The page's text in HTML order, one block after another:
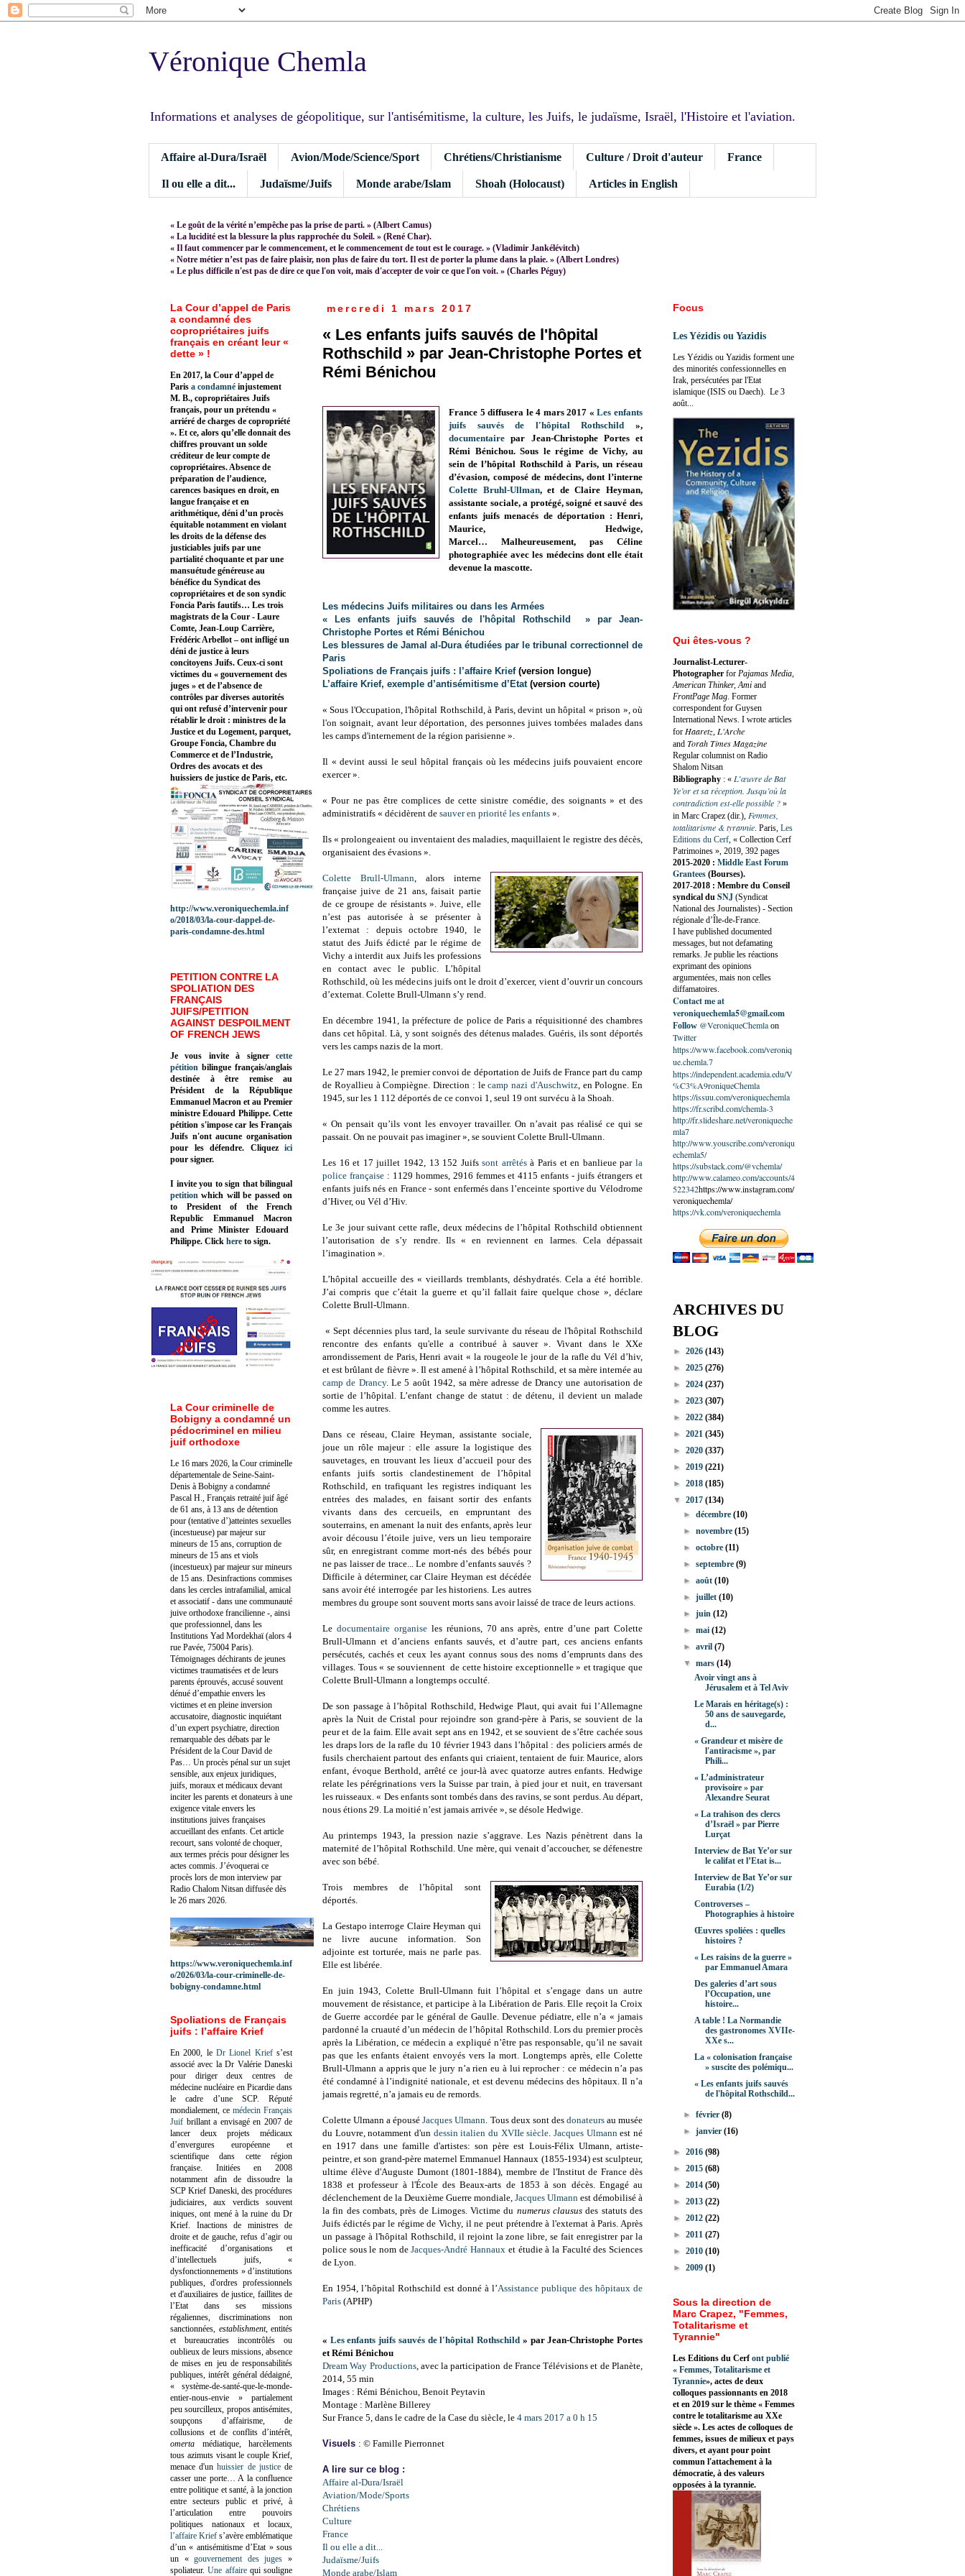
Véronique Chemla
Informations et analyses de géopolitique, sur l'antisémitisme, la culture, les Juifs, le judaïsme, Israël, l'Histoire et l'aviation.
Affaire al-Dura/Israël Avion/Mode/Science/Sport Chrétiens/Christianisme Culture / Droit d'auteur France
Il ou elle a dit... Judaïsme/Juifs Monde arabe/Islam Shoah (Holocaust) Articles in English
« Le goût de la vérité n’empêche pas la prise de parti. » (Albert Camus)
« La lucidité est la blessure la plus rapprochée du Soleil. » (René Char).
« Il faut commencer par le commencement, et le commencement de tout est le courage. » (Vladimir Jankélévitch)
« Notre métier n’est pas de faire plaisir, non plus de faire du tort. Il est de porter la plume dans la plaie. » (Albert Londres)
« Le plus difficile n'est pas de dire ce que l'on voit, mais d'accepter de voir ce que l'on voit. » (Charles Péguy)
mercredi 1 mars 2017
« Les enfants juifs sauvés de l'hôpital
Rothschild » par Jean-Christophe Portes et
Rémi Bénichou
France 5 diffusera le 4 mars 2017 «Les enfants
juifs sauvés de l'hôpital Rothschild »,
documentaire par Jean-Christophe Portes et
Rémi Bénichou. Sous le régime de Vichy, au
sein de l’hôpital Rothschild à Paris, un réseau
d’évasion, composé de médecins, dont l’interne
Colette Bruhl-Ullman, et de Claire Heyman,
assistante sociale, a protégé, soigné et sauvé des
enfants juifs menacés de déportation : Henri,
Maurice, Hedwige,
Marcel…Malheureusement, pas Céline
photographiée avec les médecins dont elle était
devenue la mascotte.
Les médecins Juifs militaires ou dans les Armées
« Les enfants juifs sauvés de l'hôpital Rothschild » par Jean-
Christophe Portes et Rémi Bénichou
Les blessures de Jamal al-Dura étudiées par le tribunal correctionnel de
Paris
Spoliations de Français juifs : l’affaire Krief(version longue)
L’affaire Krief, exemple d’antisémitisme d’Etat(version courte)
« Sous l'Occupation, l'hôpital Rothschild, à Paris, devint un hôpital « prison », où
l'on soignait, avant leur déportation, des personnes juives tombées malades dans
les camps d'internement de la région parisienne ».
Il « devint aussi le seul hôpital français où les médecins juifs pouvaient encore
exercer ».
« Pour ne pas être complices de cette sinistre comédie, des soignants » et des
administratifs « décidèrent de sauver en priorité les enfants ».
Ils « prolongeaient ou inventaient des maladies, maquillaient le registre des décès,
organisaient des évasions ».
Colette Brull-Ulmann, alors interne
française juive de 21 ans, faisait partie
de ce groupe de résistants ». Juive, elle
n’est pas autorisée à se présenter à
l’externat : depuis octobre 1940, le
statut des Juifs édicté par le régime de
Vichy a interdit aux Juifs les professions
en contact avec le public. L’hôpital
Rothschild, où les médecins juifs ont le droit d’exercer, vient d’ouvrir un concours
d’externat. Colette Brull-Ulmann s’y rend.
En décembre 1941, la préfecture de police de Paris a réquisitionné des chambres
dans cet hôpital. Là, y sont soignés des détenus malades. Guéris, ils sont déportés
vers les camps nazis de la mort.
Le 27 mars 1942, le premier convoi de déportation de Juifs de France part du camp
de Royallieu à Compiègne. Direction : lecamp nazi d'Auschwitz, en Pologne. En
1945, sur les 1 112 déportés de ce convoi 1, seul 19 ont survécu à la Shoah.
« On pensait qu’ils vont les envoyer travailler. On n’avait pas réalisé ce qui se
passait. On ne pouvait pas imaginer », se souvient Colette Brull-Ulmann.
Les 16 et 17 juillet 1942, 13 152 Juifssont arrêtésà Paris et en banlieue parla
police française: 1129 hommes, 2916 femmes et 4115 enfants - juifs étrangers et
enfants juifs nés en France - sont enfermés dans l’enceinte sportive du Vélodrome
d’Hiver, ou Vél d’Hiv.
Le 3e jour suivant cette rafle, deux médecins de l’hôpital Rothschild obtiennent
l’autorisation de s’y rendre. Ils « en reviennent en larmes. Cela dépassait
l’imagination ».
L’hôpital accueille des « vieillards tremblants, déshydratés. Cela a été horrible.
J’ai compris que c’était la guerre et qu’il fallait faire quelque chose », déclare
Colette Brull-Ulmann.
« Sept décennies plus tard, la seule survivante du réseau de l'hôpital Rothschild
rencontre des enfants qu'elle a contribué à sauver ». Vivant dans le XXe
arrondissement de Paris, Henri avait « la rougeole le jour de la rafle du Vél d’hiv,
et est brûlant de fièvre ». Il est amené à l’hôpital Rothschild, et sa mère internée au
camp de Drancy. Le 5 août 1942, sa mère adresse de Drancy une autorisation de
sortie de l’hôpital. L’enfant change de statut : de détenu, il devient un malade
comme les autres.
Dans ce réseau, Claire Heyman, assistante sociale,
joue un rôle majeur : elle assure la logistique des
sauvetages, en trouvant les lieux d’accueil pour des
enfants juifs sortis clandestinement de l’hôpital
Rothschild, en trafiquant les registres indiquant les
entrées des malades, en faisant sortir des enfants
vivants dans des cercueils, en empruntant des
souterrains, en amenant la nuit des enfants, après leur
avoir décousu l’étoile juive, vers un lieu temporaire
sûr, en enregistrant comme mort-nés des bébés pour
ne pas laisser de trace... Le nombre d’enfants sauvés ?
Difficile à déterminer, car Claire Heyman est décédée
sans avoir été interrogée par les historiens. Les autres
membres du groupe sont souvent morts sans avoir laissé de trace de leurs actions.
Le documentaire organiseles réunions, 70 ans après, entre d’une part Colette
Brull-Ulmann et d’anciens enfants sauvés, et d’autre part, ces anciens enfants
persécutés, cachés et ceux les ayant connus sous des noms d’emprunts dans des
villages. Tous « se souviennent de cette histoire exceptionnelle » et tragique que
Colette Brull-Ulmann a longtemps occulté.
De son passage à l’hôpital Rothschild, Hedwige Plaut, qui avait fui l’Allemagne
après la Nuit de Cristal pour rejoindre son grand-père à Paris, se souvient de la
peur et de la faim. Elle avait sept ans en 1942, et se souvient de s’être cachée sous
les draps lors de la rafle du 10 février 1943 dans l’hôpital : des policiers armés de
fusils cherchaient partout des enfants qui criaient, tentaient de fuir. Maurice, alors
enfant, évoque Berthold, arrêté ce jour-là avec quatorze autres enfants. Hedwige
relate les pérégrinations vers la Suisse par train, à pied jour et nuit, en traversant
les ruisseaux. « Des enfants sont tombés dans des ravins, se sont perdus. Au départ,
nous étions 29. La moitié n’est jamais arrivée », se désole Hedwige.
Au printemps 1943, la pression nazie s’aggrave. Les Nazis pénètrent dans la
maternité de l’hôpital Rothschild. Une mère, qui venait d’accoucher, se défenestre
avec son bébé.
Trois membres de l’hôpital sont
déportés.
La Gestapo interroge Claire Heyman qui
ne livre aucune information. Son
adjointe est torturée, mais ne parle pas.
Elle est libérée.
En juin 1943, Colette Brull-Ulmann fuit l’hôpital et s’engage dans un autre
mouvement de résistance, et participe à la Libération de Paris. Elle reçoit la Croix
de Guerre accordée par le général de Gaulle. Devenue pédiatre, elle n’a « jamais
pardonné la cruauté d’un médecin de l’hôpital Rothschild. Lors du premier procès
après la Libération, ce médecin a expliqué n’être pas responsable, qu’il ne savait
pas que les enfants étaient envoyés vers la mort. Longtemps après, elle Colette
Brull-Ulmann a appris que le jury n’a rien eu à lui reprocher : ce médecin n’a pas
été condamné à l’indignité nationale, et est devenu médecins des hôpitaux. Il n’a
jamais regretté, n’a jamais eu de remords.
Colette Ulmann a épouséJacques Ulmann. Tous deux sont des donateursau musée
du Louvre, notamment d'un dessin italien du XVIIe siècle.Jacques Ulmannest né
en 1917 dans une famille d'artistes: son père est Louis-Félix Ulmann, artiste-
peintre, et son grand-père maternel Emmanuel Hannaux (1855-1934) est sculpteur,
ultime élève d'Auguste Dumont (1801-1884), membre de l'Institut de France dès
1838 et professeur à l'École des Beaux-arts de 1853 à son décès. Engagé au
déclenchement de la Deuxième Guerre mondiale, Jacques Ulmann est démobilisé à
la fin des combats, près de Limoges. Victime du numerus clausus des statuts des
Juifs édictés par le régime de Vichy, il ne peut prétendre à l'externat à Paris. Après
un passage à l'hôpital Rothschild, il rejoint la zone libre, se fait enregistrer par la
police sous le nom deJacques-André Hannaux et étudie à la Faculté des Sciences
de Lyon.
En 1954, l’hôpital Rothschild est donné à l’Assistance publique des hôpitaux de
Paris (APHP)
« Les enfants juifs sauvés de l'hôpital Rothschild » par Jean-Christophe Portes
et Rémi Bénichou
Dream Way Productions, avec la participation de France Télévisions et de Planète,
2014, 55 min
Images : Rémi Bénichou, Benoit Peytavin
Montage : Marlène Billerey
Sur France 5, dans le cadre de la Case du siècle, le 4 mars 2017 a 0 h 15
Visuels : © Famille Pierronnet
A lire sur ce blog :
Affaire al-Dura/Israël
Aviation/Mode/Sports
Chrétiens
Culture
France
Il ou elle a dit...
Judaïsme/Juifs
Monde arabe/Islam
La Cour d’appel de Paris
a condamné des
copropriétaires juifs
français en créant leur «
dette » !
En 2017, la Cour d’appel de
Paris a condamné injustement
M. B., copropriétaires Juifs
français, pour un prétendu «
arriéré de charges de copropriété
». Et ce, alors qu’elle donnait des
chiffres prouvant un solde
créditeur de leur compte de
copropriétaires. Absence de
préparation de l’audience,
carences basiques en droit, en
langue française et en
arithmétique, déni d’un procès
équitable notamment en violant
les droits de la défense des
justiciables juifs par une
partialité choquante et par une
mansuétude généreuse au
bénéfice du Syndicat des
copropriétaires et de son syndic
Foncia Paris fautifs… Les trois
magistrats de la Cour - Laure
Comte, Jean-Loup Carrière,
Frédéric Arbellot – ont infligé un
déni de justice à leurs
concitoyens Juifs. Ceux-ci sont
victimes du « gouvernement des
juges » et de l’absence de
contrôles par diverses autorités
qui ont refusé d’intervenir pour
rétablir le droit : ministres de la
Justice et du Logement, parquet,
Groupe Foncia, Chambre du
Commerce et de l’Industrie,
Ordres des avocats et des
huissiers de justice de Paris, etc.
http://www.veroniquechemla.inf
o/2018/03/la-cour-dappel-de-
paris-condamne-des.html
PETITION CONTRE LA
SPOLIATION DES
FRANÇAIS
JUIFS/PETITION
AGAINST DESPOILMENT
OF FRENCH JEWS
Je vous invite à signer cette
pétition bilingue français/anglais
destinée à être remise au
Président de la République
Emmanuel Macron et au Premier
ministre Edouard Philippe. Cette
pétition s'impose car les Français
Juifs n'ont aucune organisation
pour les défendre. Cliquez
ici
pour signer.
I invite you to sign that bilingual
petition which will be passed on
to President of the French
Republic Emmanuel Macron
and Prime Minister Edouard
Philippe. Click here to sign.
La Cour criminelle de
Bobigny a condamné un
pédocriminel en milieu
juif orthodoxe
Le 16 mars 2026, la Cour criminelle
départementale de Seine-Saint-
Denis à Bobigny a condamné
Pascal H., Français retraité juif âgé
de 61 ans, à 13 ans de détention
pour (tentative d’)atteintes sexuelles
(incestueuse) par majeur sur
mineurs de 15 ans, corruption de
mineurs de 15 ans et viols
(incestueux) par majeur sur mineurs
de 15 ans. Desinfractions commises
dans les cercles intrafamilial, amical
et associatif - dans une communauté
juive orthodoxe francilienne -, ainsi
que professionnel, dans les
Institutions Yad Mordekhaï (alors 4
rue Pavée, 75004 Paris).
Témoignages déchirants de jeunes
victimes traumatisées et de leurs
parents éprouvés, accusé souvent
dénué d’empathie envers les
victimes et en pleine inversion
accusatoire, diagnostic inquiétant
d’un expert psychiatre, direction
remarquable des débats par le
Président de la Cour David de
Pas… Un procès pénal sur un sujet
sensible, aux enjeux juridiques,
juifs, moraux et médicaux devant
inciter les parents et donateurs à une
exigence vitale envers les
institutions juives françaises
accueillant des enfants. Cet article
recourt, sans volonté de choquer,
aux termes précis pour désigner les
actes commis. J’évoquerai ce
procès lors de mon interview par
Radio Chalom Nitsan diffusée dès
le 26 mars 2026.
https://www.veroniquechemla.inf
o/2026/03/la-cour-criminelle-de-
bobigny-condamne.html
Spoliations de Français
juifs : l’affaire Krief
En 2000, le Dr Lionel Kriefs’est
associé avec la Dr Valérie Daneski
pour diriger deux centres de
médecine nucléaire en Picardie dans
le cadre d’une SCP. Réputé
mondialement, ce médecin Français
Juif brillant a envisagé en 2007 de
lancer deux projets médicaux
d’envergures européenne et
scientifique dans cette région
française. Initiées en 2008
notamment afin de dissoudre la
SCP Krief Daneski, des procédures
judiciaires, aux verdicts souvent
iniques, ont mené à la ruine du Dr
Krief. Inactions de ministres de
droite et de gauche, refus d’agir ou
inefficacité d’organisations et
d’intellectuels juifs, «
dysfonctionnements » d’institutions
publiques, d'ordres professionnels
et d'auxiliaires de justice, faillites de
l’Etat dans ses missions
régaliennes, discriminations non
sanctionnées, establishment, entités
et bureaucraties incontrôlés ou
oublieux de leurs missions, absence
de mises en jeu de responsabilités
publiques, intérêt général dédaigné,
« système-de-santé-que-le-monde-
entier-nous-envie » partialement
peu sourcilleux, propos antisémites,
soupçons d’affairisme, de
collusions et de conflits d’intérêt,
omerta médiatique, harcèlements
tous azimuts visant le couple Krief,
menace d'unhuissier de justicede
casser une porte… A la confluence
entre politique et santé, à la jonction
entre secteurs public et privé, à
l’articulation entre pouvoirs
politiques nationaux et locaux,
l’affaire Krief s’avère emblématique
d’un « antisémitisme d’Etat » sous
un «gouvernement des juges »
spoliateur.Une affairequi souligne
Focus
Les Yézidis ou Yazidis
Les Yézidis ou Yazidis forment une
des minorités confessionnelles en
Irak, persécutées par l'Etat
islamique (ISIS ou Daech). Le 3
août...
Qui êtes-vous ?
Journalist-Lecturer-
Photographer for Pajamas Media,
American Thinker, Ami and
FrontPage Mag. Former
correspondent for Guysen
International News. I wrote articles
for Haaretz, L'Arche
and Torah Times Magazine
Regular columnist on Radio
Shalom Nitsan
Bibliography : « L’œuvre de Bat
Ye’or et sa réception. Jusqu’où la
contradiction est-elle possible ? »
in Marc Crapez (dir.), Femmes,
totalitarisme & tyrannie. Paris, Les
Editions du Cerf, « Collection Cerf
Patrimoines », 2019, 392 pages
2015-2020 : Middle East Forum
Grantees (Bourses).
2017-2018 : Membre du Conseil
syndical du SNJ (Syndicat
National des Journalistes) - Section
régionale d’Île-de-France.
I have published documented
messages, but not defamating
remarks. Je publie les réactions
exprimant des opinions
argumentées, mais non celles
diffamatoires.
Contact me at
veroniquechemla5@gmail.com
Follow @VeroniqueChemlaon
Twitter
https://www.facebook.com/veroniq
ue.chemla.7
https://independent.academia.edu/V
%C3%A9roniqueChemla
https://issuu.com/veroniquechemla
https://fr.scribd.com/chemla-3
http://fr.slideshare.net/veroniqueche
mla7
http://www.youscribe.com/veroniqu
echemla5/
https://substack.com/@vchemla/
http://www.calameo.com/accounts/4
522342https://www.instagram.com/
veroniquechemla/
https://vk.com/veroniquechemla
ARCHIVES DU
BLOG
► 2026 (143)
► 2025 (276)
► 2024 (237)
► 2023 (307)
► 2022 (384)
► 2021 (345)
► 2020 (337)
► 2019 (221)
► 2018 (185)
▼ 2017 (134)
►décembre(10)
►novembre(15)
►octobre(11)
►septembre(9)
►août(10)
►juillet(10)
►juin(12)
►mai(12)
►avril(7)
▼mars(14)
Avoir vingt ans à
Jérusalem et à Tel Aviv
Le Marais en héritage(s) :
50 ans de sauvegarde,
d...
« Grandeur et misère de
l'antiracisme », par
Phili...
« L’administrateur
provisoire » par
Alexandre Seurat
« La trahison des clercs
d’Israël » par Pierre
Lurçat
Interview de Bat Ye’or sur
le califat et l’Etat is...
Interview de Bat Ye’or sur
Eurabia (1/2)
Controverses –
Photographies à histoire
Œuvres spoliées : quelles
histoires ?
« Les raisins de la guerre »
par Emmanuel Amara
Des galeries d’art sous
l’Occupation, une
histoire...
A table ! La Normandie
des gastronomes XVIIe-
XXe s...
La « colonisation française
» suscite des polémiqu...
« Les enfants juifs sauvés
de l'hôpital Rothschild...
►février(8)
►janvier(16)
► 2016 (98)
► 2015 (68)
► 2014 (50)
► 2013 (22)
► 2012 (22)
► 2011 (27)
► 2010 (10)
► 2009 (1)
Sous la direction de
Marc Crapez, "Femmes,
Totalitarisme et
Tyrannie"
Les Editions du Cerfont publié
« Femmes, Totalitarisme et
Tyrannie», actes de deux
colloques passionnants en 2018
et en 2019 sur le thème « Femmes
contre le totalitarisme au XXe
siècle ». Les actes de colloques de
femmes, issues de milieux et pays
divers, et ayant pour point
commun l'attachement à la
démocratie, à des valeurs
opposées à la tyrannie.